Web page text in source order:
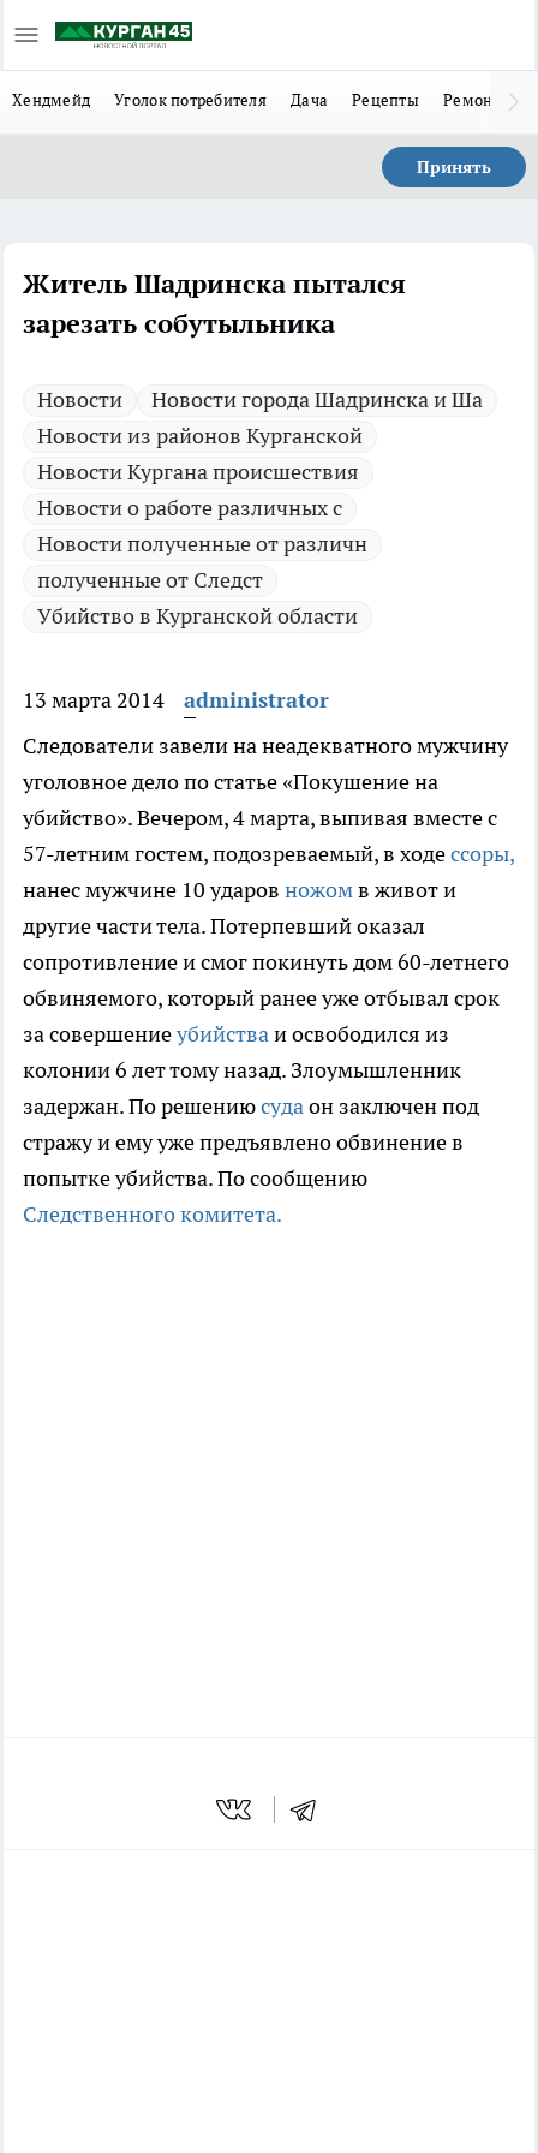
Хендмейд Уголок потребителя Дача Рецепты Ремонт
Принять
Житель Шадринска пытался
зарезать собутыльника
Новости
Новости города Шадринска и Ша
Новости из районов Курганской
Новости Кургана происшествия
Новости о работе различных с
Новости полученные от различн
полученные от Следст
Убийство в Курганской области
13 марта 2014
administrator
Следователи завели на неадекватного мужчину
уголовное дело по статье «Покушение на
убийство».Вечером, 4 марта, выпивая вместе с
57-летним гостем, подозреваемый, в ходессоры,
нанес мужчине 10 ударов ножомв живот и
другие части тела. Потерпевший оказал
сопротивление и смог покинуть дом 60-летнего
обвиняемого, который ранее уже отбывал срок
за совершениеубийстваи освободился из
колонии 6 лет тому назад. Злоумышленник
задержан. По решениюсудаон заключен под
стражу и ему уже предъявлено обвинение в
попытке убийства. По сообщению
Следственного комитета.